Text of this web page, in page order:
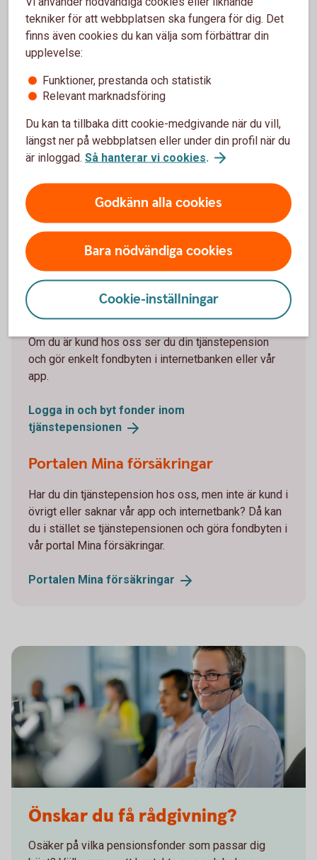
kostnadsfritt
Vill du hellre välja egna
fonder?
Vi har ett av marknadens bredaste placeringsutbud
av fonder. Detta gör att du hitta alternativ som
passar just dina behov. Självklart kan du när som
helst – kostnadsfritt - byta till andra fonder. Du kan
även se hur mycket din arbetsgivare har betalat in,
utvecklingen på ditt sparande och ändra
köpfördelningen för framtida insättningar.
Internetbanken eller vår app
Om du är kund hos oss ser du din tjänstepension
och gör enkelt fondbyten i internetbanken eller vår
app.
Logga in och byt fonder inom
tjänstepensionen
Portalen Mina försäkringar
Har du din tjänstepension hos oss, men inte är kund i
övrigt eller saknar vår app och internetbank? Då kan
du i stället se tjänstepensionen och göra fondbyten i
vår portal Mina försäkringar.
Portalen Mina försäkringar
Önskar du få rådgivning?
Osäker på vilka pensionsfonder som passar dig
tekniker för att webbplatsen ska fungera för dig. Det
finns även cookies du kan välja som förbättrar din
upplevelse:
Funktioner, prestanda och statistik
Relevant marknadsföring
Du kan ta tillbaka ditt cookie-medgivande när du vill,
längst ner på webbplatsen eller under din profil när du
är inloggad. Så hanterar vi cookies.
Godkänn alla cookies
Bara nödvändiga cookies
Cookie-inställningar